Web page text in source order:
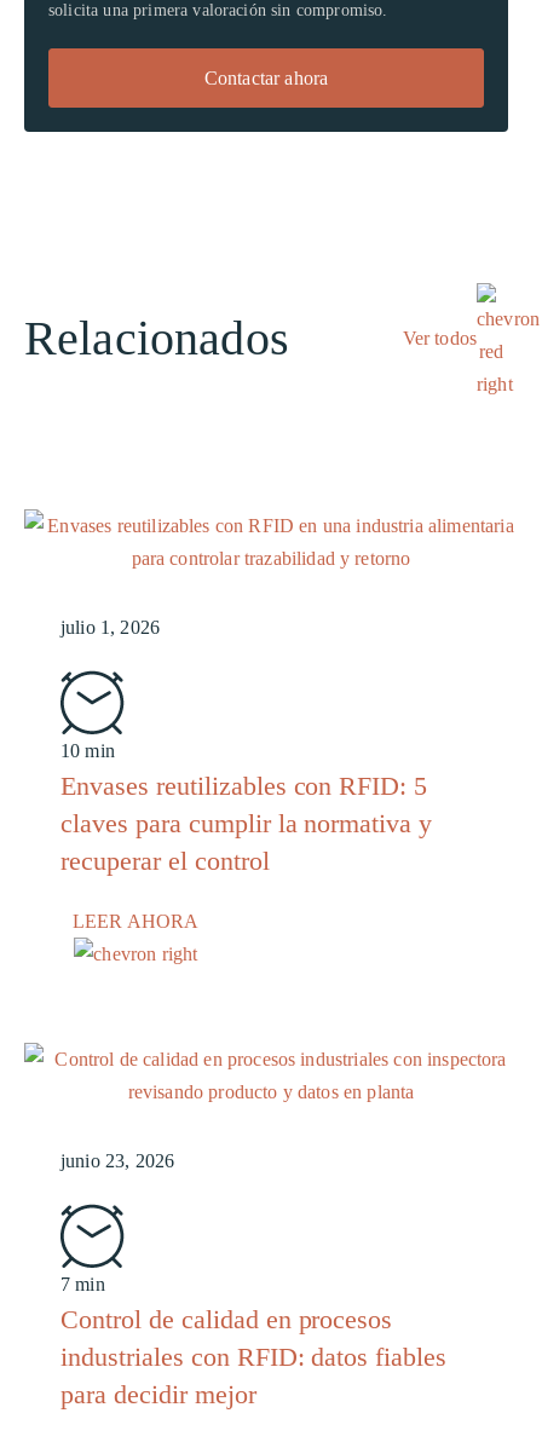
solicita una primera valoración sin compromiso.
Contactar ahora
Relacionados Ver todos
julio 1, 2026
10 min
Envases reutilizables con RFID: 5
claves para cumplir la normativa y
recuperar el control
LEER AHORA
junio 23, 2026
7 min
Control de calidad en procesos
industriales con RFID: datos fiables
para decidir mejor